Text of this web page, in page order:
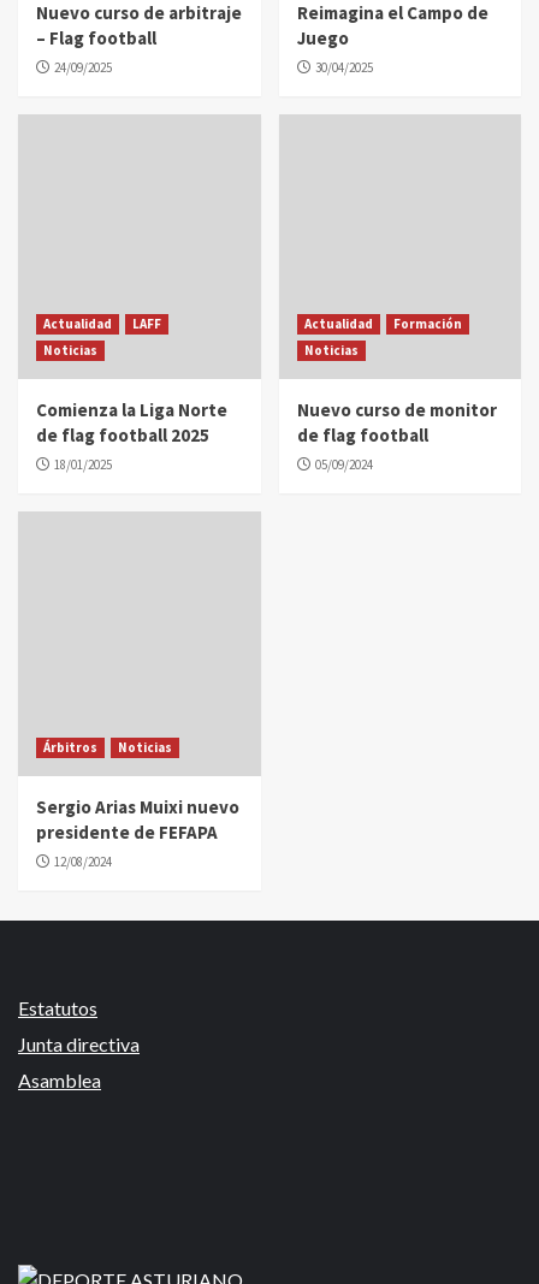
Nuevo curso de arbitraje
– Flag football
24/09/2025
Reimagina el Campo de
Juego
30/04/2025
Actualidad
LAFF
Noticias
Comienza la Liga Norte
de flag football 2025
18/01/2025
Actualidad
Formación
Noticias
Nuevo curso de monitor
de flag football
05/09/2024
Árbitros Noticias
Sergio Arias Muixi nuevo
presidente de FEFAPA
12/08/2024
Estatutos
Junta directiva
Asamblea